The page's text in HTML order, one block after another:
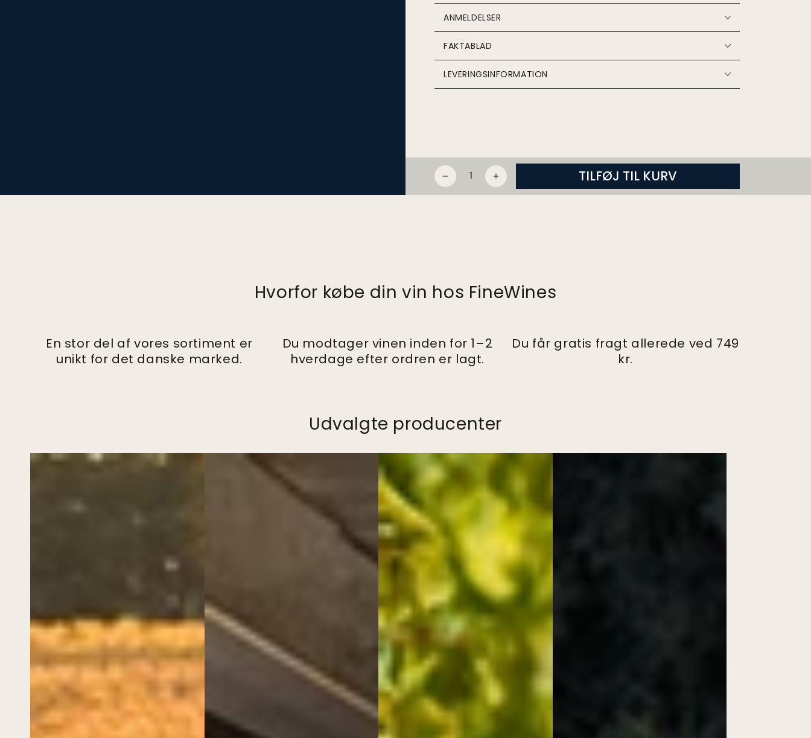
Mængde
Reducer
mængden
Øg
mængden
TILFØJ TIL KURV
ANMELDELSER
FAKTABLAD
LEVERINGSINFORMATION
Hvorfor købe din vin hos FineWines
En stor del af vores sortiment er
unikt for det danske marked.
Du modtager vinen inden for 1–2
hverdage efter ordren er lagt.
Du får gratis fragt allerede ved 749
kr.
Udvalgte producenter